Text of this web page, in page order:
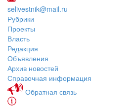
selivestnik@mail.ru
Рубрики
Проекты
Власть
Редакция
Объявления
Архив новостей
Справочная информация
Обратная связь